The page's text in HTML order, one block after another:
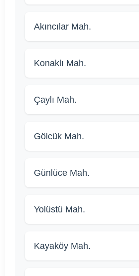
Akıncılar Mah.
Konaklı Mah.
Çaylı Mah.
Gölcük Mah.
Günlüce Mah.
Yolüstü Mah.
Kayaköy Mah.